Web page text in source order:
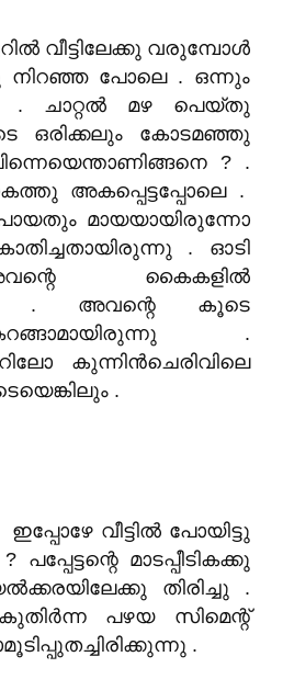
വീട്ടിലേക്കു വരുമ്പോൾ
പോലെ . ഒന്നും
. ചാറ്റൽ മഴ പെയ്തു
ഒരിക്കലും കോടമഞ്ഞു
? .
അകപ്പെട്ടപ്പോലെ .
മായയായിരുന്നോ
. ഓടി
കൈകളിൽ
. അവന്റെ കൂടെ
.
കുന്നിൻചെരിവിലെ
.
പോയിട്ടു
മാടപ്പീടികക്കു
തിരിച്ചു .
പഴയ സിമെന്റ്
.